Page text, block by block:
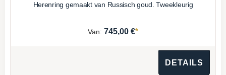
Herenring gemaakt van Russisch goud. Tweekleurig
Van: 745,00 €*
DETAILS